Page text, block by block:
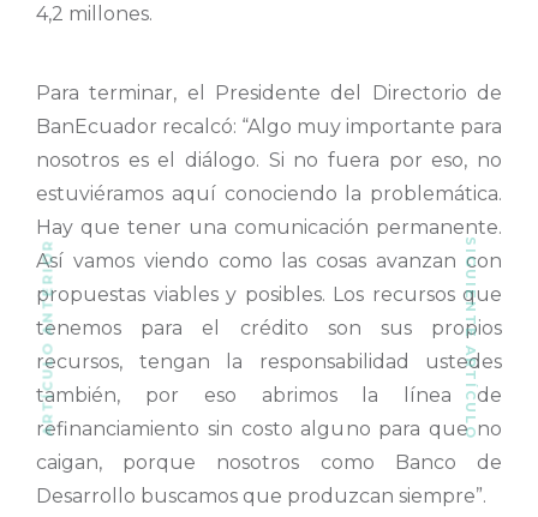
4,2 millones.
Para terminar, el Presidente del Directorio de
BanEcuador recalcó: “Algo muy importante para
nosotros es el diálogo. Si no fuera por eso, no
estuviéramos aquí conociendo la problemática.
Hay que tener una comunicación permanente.
Así vamos viendo como las cosas avanzan con
propuestas viables y posibles. Los recursos que
tenemos para el crédito son sus propios
recursos, tengan la responsabilidad ustedes
también, por eso abrimos la línea de
refinanciamiento sin costo alguno para que no
caigan, porque nosotros como Banco de
Desarrollo buscamos que produzcan siempre”.
ARTÍCULO ANTERIOR SIGUIENTE ARTÍCULO